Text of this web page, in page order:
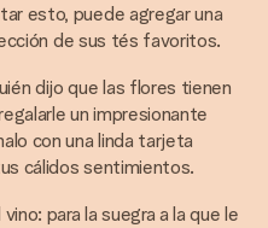
esto, puede agregar una
de sus tés favoritos.
dijo que las flores tienen
un impresionante
con una linda tarjeta
cálidos sentimientos.
para la suegra a la que le